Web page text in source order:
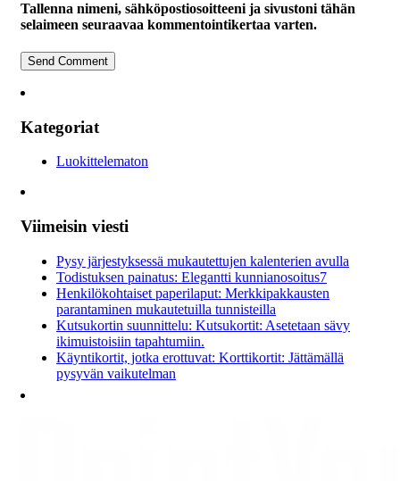
Tallenna nimeni, sähköpostiosoitteeni ja sivustoni tähän
selaimeen seuraavaa kommentointikertaa varten.
Kategoriat
Luokittelematon
Viimeisin viesti
Pysy järjestyksessä mukautettujen kalenterien avulla
Todistuksen painatus: Elegantti kunnianosoitus7
Henkilökohtaiset paperilaput: Merkkipakkausten
parantaminen mukautetuilla tunnisteilla
Kutsukortin suunnittelu: Kutsukortit: Asetetaan sävy
ikimuistoisiin tapahtumiin.
Käyntikortit, jotka erottuvat: Korttikortit: Jättämällä
pysyvän vaikutelman